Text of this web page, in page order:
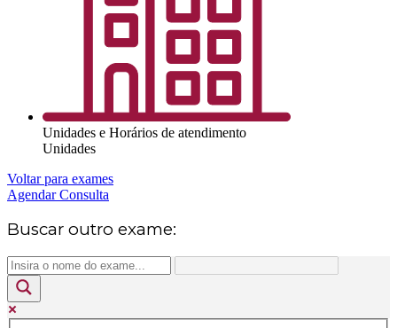
Unidades e Horários de atendimento
Unidades
Voltar para exames
Agendar Consulta
Buscar outro exame: